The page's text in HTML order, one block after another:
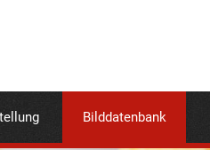
Bilddatenbank